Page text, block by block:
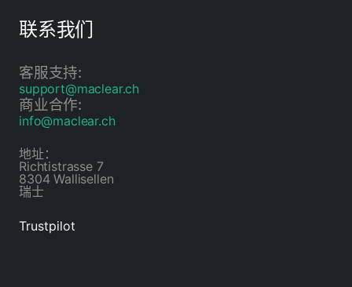
联系我们
客服支持:
support@maclear.ch
商业合作:
info@maclear.ch
地址：
Richtistrasse 7
8304 Wallisellen
瑞士
Trustpilot